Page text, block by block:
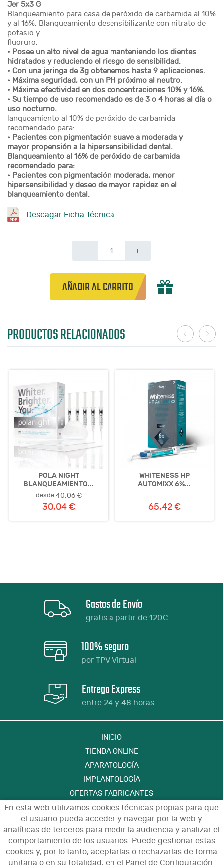
En esta web utilizamos cookies técnicas propias para que
el usuario pueda acceder y navegar por la web y
analíticas de terceros para medir la audiencia y analizar el
comportamiento de los usuarios. Puede gestionar estas
cookies y, por lo tanto, aceptarlas o rechazarlas de forma
unitaria o en su totalidad, en el Panel de Configuración.
Jer 5x3 G
Blanqueamiento para casa de peróxido de carbamida al 10%
y al 16%. Blanqueamiento desensibilizante con nitrato de
potasio y
fluoruro.
• Posee un alto nivel de agua manteniendo los dientes
hidratados y reduciendo el riesgo de sensibilidad.
• Con una jeringa de 3g obtenemos hasta 9 aplicaciones.
• Máxima seguridad, con un PH próximo al neutro.
• Máxima efectividad en dos concentraciones 10% y 16%.
• Su tiempo de uso recomendado es de 3 o 4 horas al día o
uso nocturno.
lanqueamiento al 10% de peróxido de carbamida
recomendado para:
• Pacientes con pigmentación suave a moderada y
mayor propensión a la hipersensibilidad dental.
Blanqueamiento al 16% de peróxido de carbamida
recomendado para:
• Pacientes con pigmentación moderada, menor
hipersensibilidad y deseo de mayor rapidez en el
blanqueamiento dental.
Descagar Ficha Técnica
- +
AÑADIR AL CARRITO
PRODUCTOS RELACIONADOS
POLA NIGHT
BLANQUEAMIENTO...
desde40,06 €
30,04 €
WHITENESS HP
AUTOMIXX 6%...
65,42 €
Gastos de Envío
gratis a partir de 120€
100% seguro
por TPV Virtual
Entrega Express
entre 24 y 48 horas
INICIO
TIENDA ONLINE
APARATOLOGÍA
IMPLANTOLOGÍA
OFERTAS FABRICANTES
FORMACIÓN
CONTACTO
Aviso Legal
Política de Privacidad de Datos